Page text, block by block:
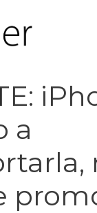
a